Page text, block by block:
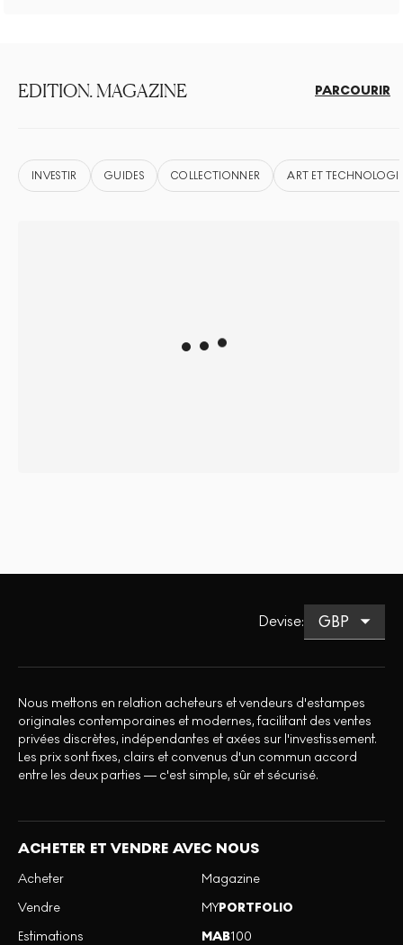
EDITION. MAGAZINE PARCOURIR
INVESTIR GUIDES COLLECTIONNER ART ET
Devise:
Nous mettons en relation acheteurs et vendeurs d'estampes
originales contemporaines et modernes, facilitant des ventes
privées discrètes, indépendantes et axées sur l'investissement.
Les prix sont fixes, clairs et convenus d'un commun accord
entre les deux parties — c'est simple, sûr et sécurisé.
ACHETER ET VENDRE AVEC NOUS
Acheter
Vendre
Estimations
Magazine
MYPORTFOLIO
MAB100